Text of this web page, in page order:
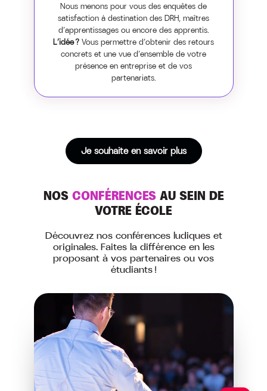
Nous menons pour vous des enquêtes de
satisfaction à destination des DRH, maîtres
d’apprentissages ou encore des apprentis.
L’idée ? Vous permettre d’obtenir des retours
concrets et une vue d’ensemble de votre
présence en entreprise et de vos
partenariats.
Je souhaite en savoir plus
NOS CONFÉRENCES AU SEIN DE
VOTRE ÉCOLE
Découvrez nos conférences ludiques et
originales. Faites la différence en les
proposant à vos partenaires ou vos
étudiants !